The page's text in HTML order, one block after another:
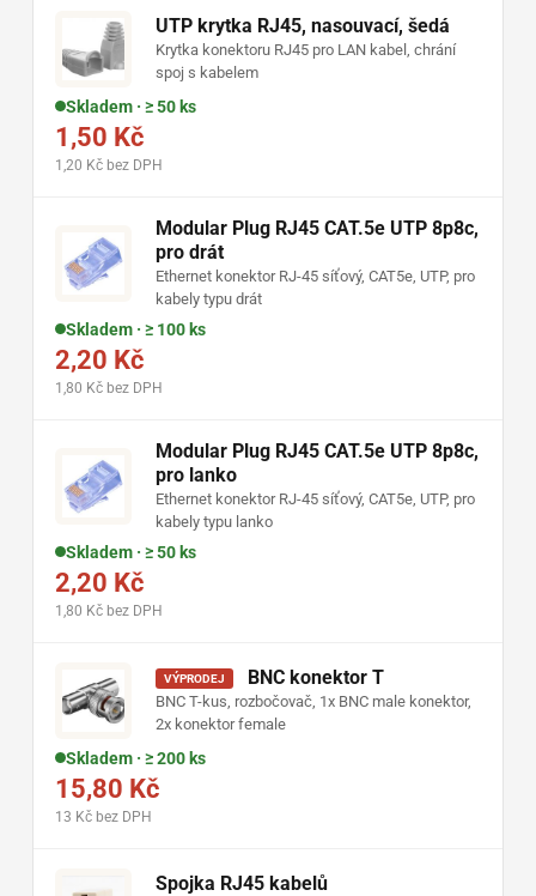
UTP krytka RJ45, nasouvací, šedá
Krytka konektoru RJ45 pro LAN kabel, chrání
spoj s kabelem
Skladem · ≥ 50 ks
1,50 Kč
1,20 Kč bez DPH
Modular Plug RJ45 CAT.5e UTP 8p8c,
pro drát
Ethernet konektor RJ-45 síťový, CAT5e, UTP, pro
kabely typu drát
Skladem · ≥ 100 ks
2,20 Kč
1,80 Kč bez DPH
Modular Plug RJ45 CAT.5e UTP 8p8c,
pro lanko
Ethernet konektor RJ-45 síťový, CAT5e, UTP, pro
kabely typu lanko
Skladem · ≥ 50 ks
2,20 Kč
1,80 Kč bez DPH
VÝPRODEJ BNC konektor T
BNC T-kus, rozbočovač, 1x BNC male konektor,
2x konektor female
Skladem · ≥ 200 ks
15,80 Kč
13 Kč bez DPH
Spojka RJ45 kabelů